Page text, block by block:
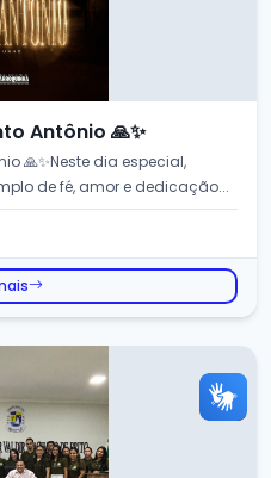
Antônio 🙏✨
🙏✨Neste dia especial,
de fé, amor e dedicação...